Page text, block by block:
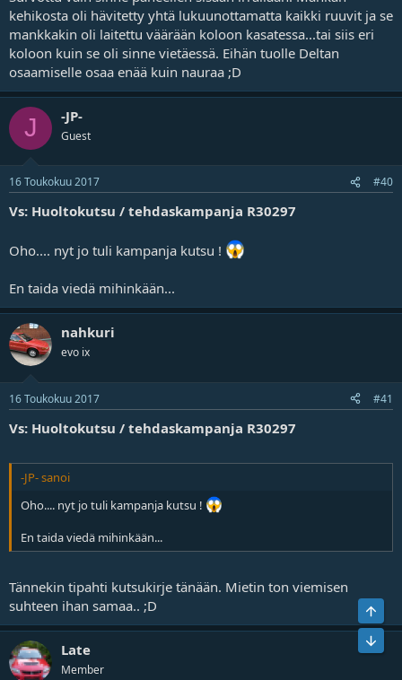
kehikosta oli hävitetty yhtä lukuunottamatta kaikki ruuvit ja se
mankkakin oli laitettu väärään koloon kasatessa...tai siis eri
koloon kuin se oli sinne vietäessä. Eihän tuolle Deltan
osaamiselle osaa enää kuin nauraa ;D
J -JP-
Guest
16 Toukokuu 2017 #40
Vs: Huoltokutsu / tehdaskampanja R30297
Oho.... nyt jo tuli kampanja kutsu !
En taida viedä mihinkään...
nahkuri
evo ix
16 Toukokuu 2017 #41
Vs: Huoltokutsu / tehdaskampanja R30297
-JP- sanoi
Oho.... nyt jo tuli kampanja kutsu !
En taida viedä mihinkään...
Tännekin tipahti kutsukirje tänään. Mietin ton viemisen
suhteen ihan samaa.. ;D
Late
Member